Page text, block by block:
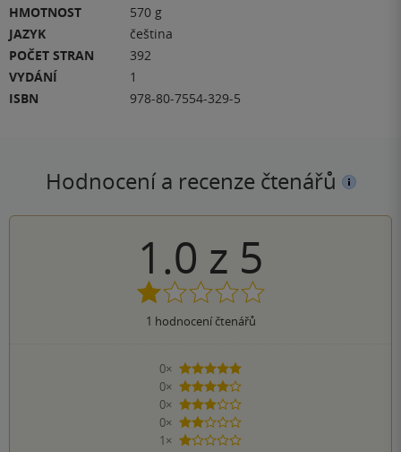
HMOTNOST
570 g
JAZYK
čeština
POČET STRAN
392
VYDÁNÍ
1
ISBN
978-80-7554-329-5
Hodnocení a recenze čtenářů
1.0 z 5
1 hodnocení čtenářů
0×
5 hvězdiček
0×
4 hvězdičky
0×
3 hvězdičky
0×
2 hvězdičky
1×
1 hvezdička